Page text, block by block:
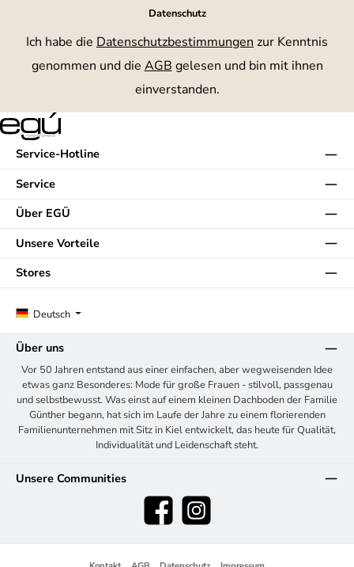
Datenschutz
Ich habe die Datenschutzbestimmungen zur Kenntnis
genommen und die AGB gelesen und bin mit ihnen
einverstanden.
Service-Hotline
Service
Über EGÜ
Unsere Vorteile
Deutsch
Stores
Über uns
Vor 50 Jahren entstand aus einer einfachen, aber wegweisenden Idee
etwas ganz Besonderes: Mode für große Frauen - stilvoll, passgenau
und selbstbewusst. Was einst auf einem kleinen Dachboden der Familie
Günther begann, hat sich im Laufe der Jahre zu einem florierenden
Familienunternehmen mit Sitz in Kiel entwickelt, das heute für Qualität,
Individualität und Leidenschaft steht.
Unsere Communities
Facebook Instagram